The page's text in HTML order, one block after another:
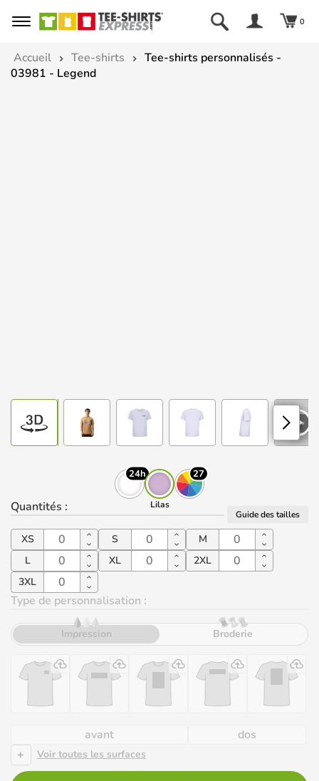
0
Accueil Tee-shirts
Tee-shirts personnalisés -
03981 - Legend
24h
Lilas
27
Quantités : Guide des tailles
XS S
M
L
XL
2XL
3XL
Type de personnalisation :
Impression Broderie
avant
dos
+
Voir toutes les surfaces